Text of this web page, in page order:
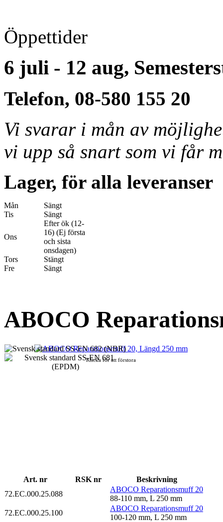
Öppettider
6 juli - 12 aug,
Telefon, 08-580 155 20
Vi svarar i mån av
vi upp så snart som vi får
Lager, för alla leveranser
Mån
Sängt
Tis
Sängt
Ons
Efter ök (12-
16) (Ej första
och sista
onsdagen)
Tors
Stängt
Fre
Sängt
ABOCO
Klicka för att förstora
Art. nr RSK nr
Beskrivning
72.EC.000.25.088
ABOCO Reparationsmuff 20
88-110 mm, L 250 mm
72.EC.000.25.100
ABOCO Reparationsmuff 20
100-120 mm, L 250 mm